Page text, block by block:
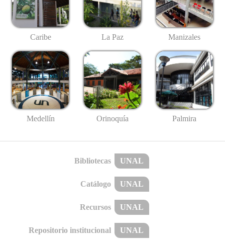
Caribe La Paz Manizales
Medellín Orinoquía Palmira
Bibliotecas UNAL
Catálogo UNAL
Recursos UNAL
Repositorio institucional UNAL